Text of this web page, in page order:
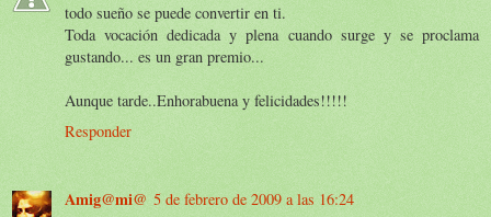
todo sueño se puede convertir en ti.
Toda vocación dedicada y plena cuando surge y se proclama
gustando... es un gran premio...
Aunque tarde..Enhorabuena y felicidades!!!!!
Responder
Amig@mi@ 5 de febrero de 2009 a las 16:24